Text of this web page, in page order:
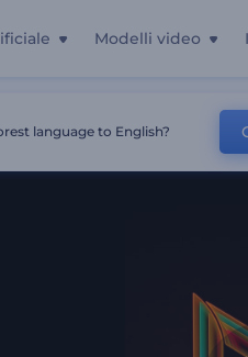
Modelli video
language to English?